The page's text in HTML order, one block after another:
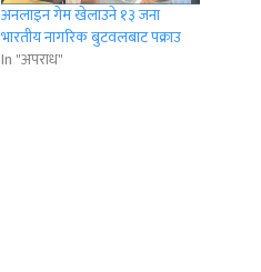
अनलाइन गेम खेलाउने १३ जना
भारतीय नागरिक बुटवलबाट पक्राउ
In "अपराध"